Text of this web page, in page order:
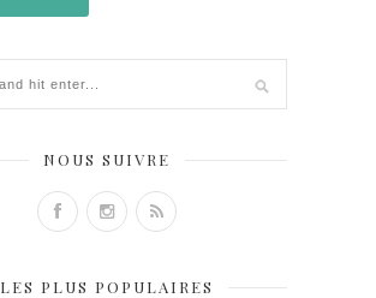
NOUS SUIVRE
LES PLUS POPULAIRES